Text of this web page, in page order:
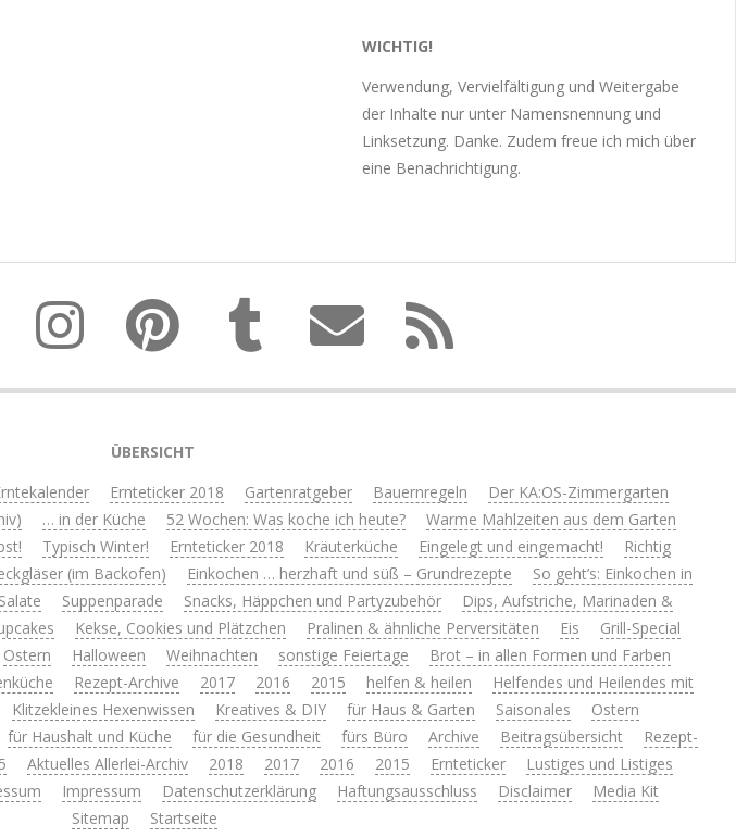
WICHTIG!
Verwendung, Vervielfältigung und Weitergabe
der Inhalte nur unter Namensnennung und
Linksetzung. Danke. Zudem freue ich mich über
eine Benachrichtigung.
ÜBERSICHT
Ernteticker 2018 Gartenratgeber Bauernregeln
Der KA:OS-Zimmergarten
… in der Küche 52 Wochen: Was koche ich heute?
Warme Mahlzeiten aus dem Garten
Typisch Winter! Ernteticker 2018 Kräuterküche Eingelegt und eingemacht!
Richtig
(im Backofen) Einkochen … herzhaft und süß – Grundrezepte
So geht’s: Einkochen in
Salate Suppenparade Snacks, Häppchen und Partyzubehör
Dips, Aufstriche, Marinaden &
Kekse, Cookies und Plätzchen Pralinen & ähnliche Perversitäten Eis
Grill-Special
Ostern Halloween Weihnachten sonstige Feiertage
Brot – in allen Formen und Farben
Rezept-Archive 2017 2016 2015 helfen & heilen
Helfendes und Heilendes mit
Klitzekleines Hexenwissen Kreatives & DIY für Haus & Garten Saisonales
Ostern
für Haushalt und Küche für die Gesundheit fürs Büro Archive Beitragsübersicht
Rezept-
Aktuelles Allerlei-Archiv 2018 2017 2016 2015 Ernteticker
Lustiges und Listiges
Impressum Datenschutzerklärung Haftungsausschluss Disclaimer
Media Kit
Sitemap
Startseite